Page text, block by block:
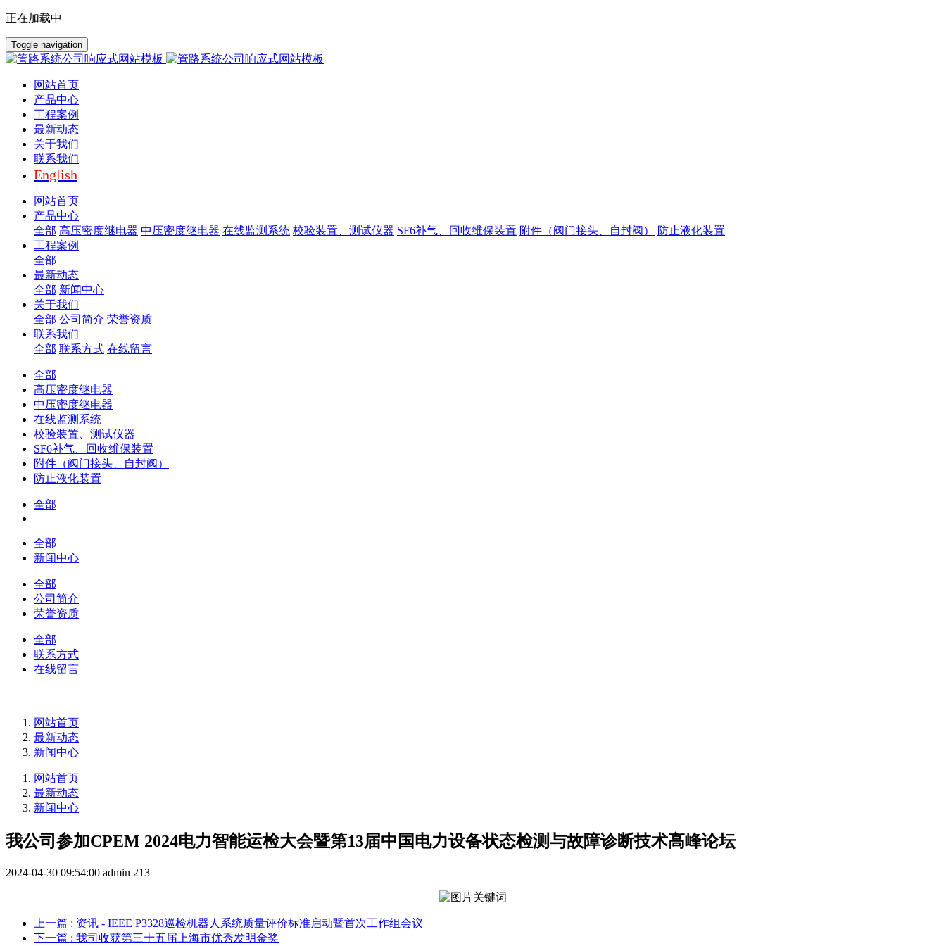
正在加载中
Toggle navigation
网站首页
产品中心
工程案例
最新动态
关于我们
联系我们
English
网站首页
产品中心
全部 高压密度继电器 中压密度继电器 在线监测系统 校验装置、测试仪器 SF6补气、回收维保装置 附件（阀门接头、自封阀）
防止液化装置
工程案例
全部
最新动态
全部 新闻中心
关于我们
全部 公司简介 荣誉资质
联系我们
全部 联系方式 在线留言
全部
高压密度继电器
中压密度继电器
在线监测系统
校验装置、测试仪器
SF6补气、回收维保装置
附件（阀门接头、自封阀）
防止液化装置
全部
全部
新闻中心
全部
公司简介
荣誉资质
全部
联系方式
在线留言
网站首页
最新动态
新闻中心
网站首页
最新动态
新闻中心
我公司参加CPEM 2024电力智能运检大会暨第13届中国电力设备状态检测与故障诊断技术高峰论坛
2024-04-30 09:54:00 admin 213
上一篇 : 资讯 - IEEE P3328巡检机器人系统质量评价标准启动暨首次工作组会议
下一篇 : 我司收获第三十五届上海市优秀发明金奖